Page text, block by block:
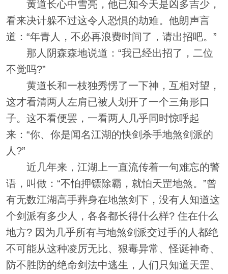
黄道长心中雪亮，他已知今天是凶多吉少，
看来决计躲不过这令人恐惧的劫难。他朗声言
道：“年青人，不必再浪费时间了，请出招吧。”
那人阴森森地说道：“我已经出招了，二位
不觉吗?”
黄道长和一枝独秀愣了一下神，互相对望，
这才看清两人左肩已被人划开了一个三角形口
子。这不看便罢，一看两人几乎同时惊呼起
来：“你、你是闻名江湖的快剑杀手地煞剑派的
人?”
近几年来，江湖上一直流传着一句难忘的警
语，叫做：“不怕押镖除霸，就怕天罡地煞。”曾
有无数江湖高手葬身在地煞剑下，没有人知道这
个剑派有多少人，各各都长得什么样? 住在什么
地方? 因为几乎所有与地煞剑派交过手的人都绝
不可能从这种凌厉无比、狠毒异常、怪诞神奇、
防不胜防的绝命剑法中逃生，人们只知道天罡、